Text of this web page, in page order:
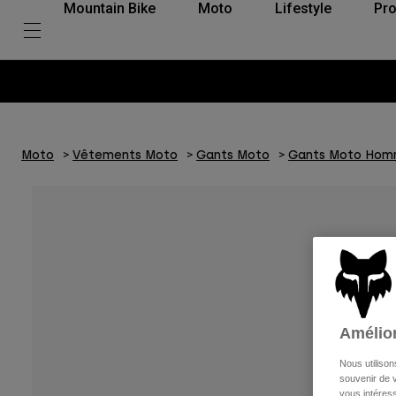
Mountain Bike Moto Lifestyle
Moto Vêtements Moto Gants Moto Gants Moto
Nous
souvenir de
vous